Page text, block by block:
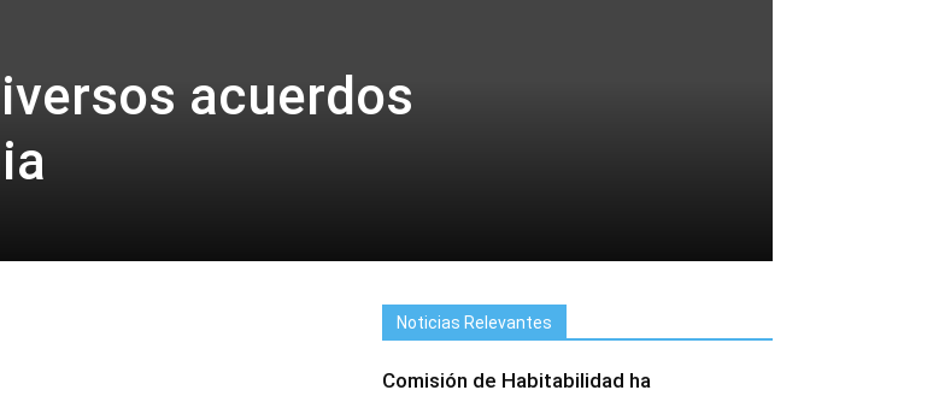
acuerdos
Noticias Relevantes
Comisión de Habitabilidad ha